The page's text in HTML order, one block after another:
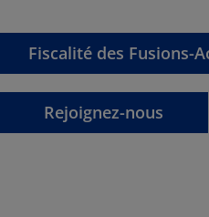
Fiscalité des Fusions-
Rejoignez-nous